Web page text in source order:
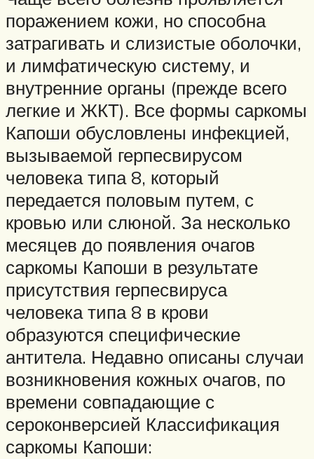
поражением кожи, но способна
затрагивать и слизистые оболочки,
и лимфатическую систему, и
внутренние органы (прежде всего
легкие и ЖКТ). Все формы саркомы
Капоши обусловлены инфекцией,
вызываемой герпесвирусом
человека типа 8, который
передается половым путем, с
кровью или слюной. За несколько
месяцев до появления очагов
саркомы Капоши в результате
присутствия герпесвируса
человека типа 8 в крови
образуются специфические
антитела. Недавно описаны случаи
возникновения кожных очагов, по
времени совпадающие с
сероконверсией Классификация
саркомы Капоши: